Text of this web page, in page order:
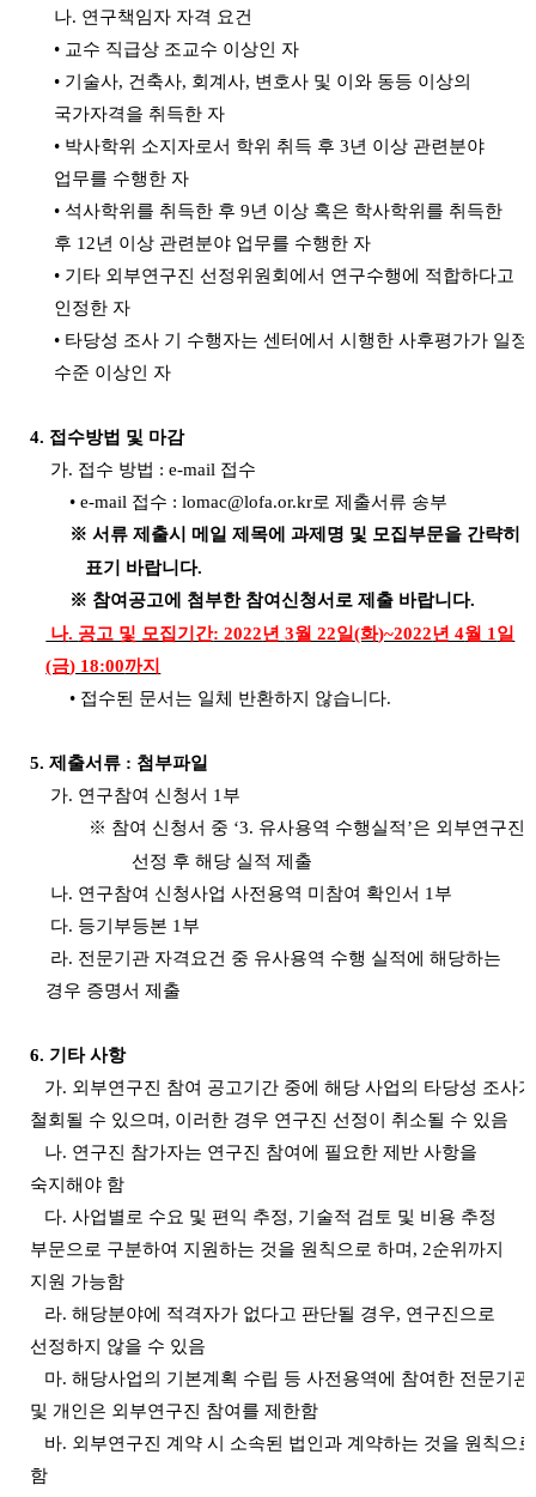
나. 연구책임자 자격 요건
• 교수 직급상 조교수 이상인 자
• 기술사, 건축사, 회계사, 변호사 및 이와 동등 이상의
국가자격을 취득한 자
• 박사학위 소지자로서 학위 취득 후 3년 이상 관련분야
업무를 수행한 자
• 석사학위를 취득한 후 9년 이상 혹은 학사학위를 취득한
후 12년 이상 관련분야 업무를 수행한 자
• 기타 외부연구진 선정위원회에서 연구수행에 적합하다고
인정한 자
• 타당성 조사 기 수행자는 센터에서 시행한 사후평가가 일정
수준 이상인 자
4. 접수방법 및 마감
가. 접수 방법 : e-mail 접수
•e-mail 접수 : lomac@lofa.or.kr로 제출서류 송부
※서류 제출시 메일 제목에 과제명 및 모집부문을 간략히
표기 바랍니다.
※ 참여공고에 첨부한 참여신청서로 제출 바랍니다.
나. 공고 및 모집기간: 2022년3월 22일(화)~2022년 4월 1 일
(금) 18:00까지
• 접수된 문서는 일체 반환하지 않습니다.
5. 제출서류 : 첨부파일
가. 연구참여 신청서 1 부
※ 참여 신청서 중 ‘3. 유사용역 수행실적’은 외부연구진
선정 후 해당 실적 제출
나. 연구참여 신청사업 사전용역 미참여 확인서 1 부
다. 등기부등본 1 부
라. 전문기관 자격요건 중 유사용역 수행 실적에 해당하는
경우 증명서 제출
6. 기타 사항
가. 외부연구진 참여 공고기간 중에 해당 사업의 타당성 조사가
철회될 수 있으며 , 이러한 경우 연구진 선정이 취소될 수 있음
나. 연구진 참가자는 연구진 참여에 필요한 제반 사항을
숙지해야 함
다. 사업별로 수요 및 편익 추정, 기술적 검토 및 비용 추정
부문으로 구분하여 지원하는 것을 원칙으로 하며 , 2순위까지
지원 가능함
라. 해당분야에 적격자가 없다고 판단될 경우, 연구진으로
선정하지 않을 수 있음
마. 해당사업의 기본계획 수립 등 사전용역에 참여한 전문기관
및 개인은 외부연구진 참여를 제한함
바. 외부연구진 계약 시 소속된 법인과 계약하는 것을 원칙으로
함